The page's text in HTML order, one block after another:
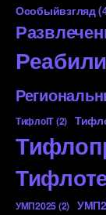
Особыйвзгляд
ТифлоIT(2)
УМП2025(2)